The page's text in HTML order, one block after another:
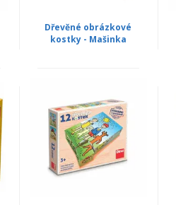
Dřevěné obrázkové
kostky - Mašinka